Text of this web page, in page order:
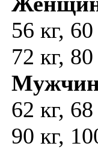
56 кг,
72 кг,
62 кг, 68
90 кг,